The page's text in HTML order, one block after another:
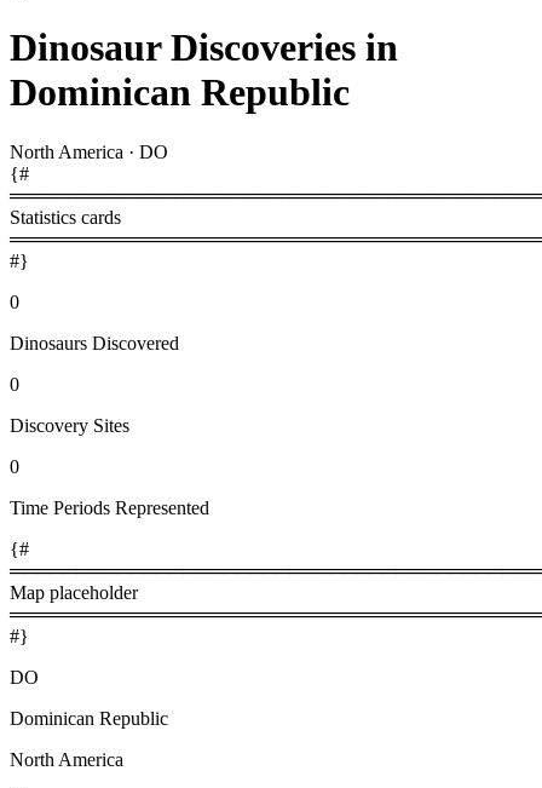
Dinosaur Discoveries in
Dominican Republic
North America · DO
{#
Statistics cards
#}
0
Dinosaurs Discovered
0
Discovery Sites
0
Time Periods Represented
{#
Map placeholder
#}
DO
Dominican Republic
North America